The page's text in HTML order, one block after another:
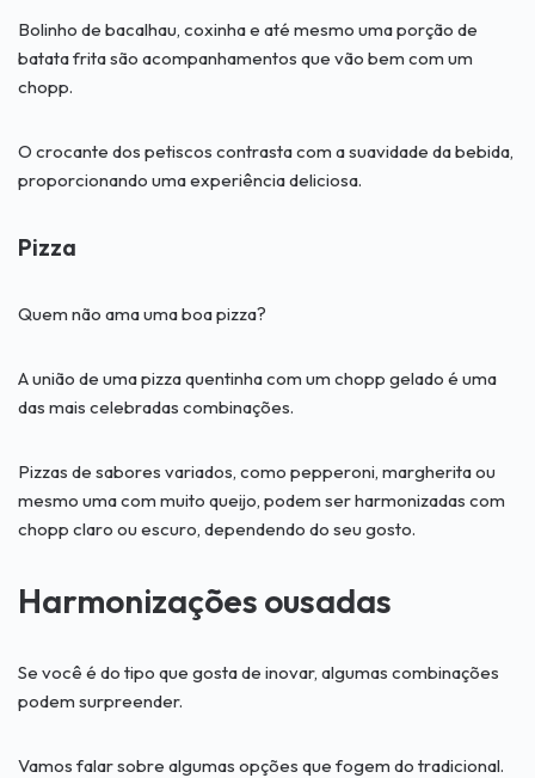
Bolinho de bacalhau, coxinha e até mesmo uma porção de
batata frita são acompanhamentos que vão bem com um
chopp.
O crocante dos petiscos contrasta com a suavidade da bebida,
proporcionando uma experiência deliciosa.
Pizza
Quem não ama uma boa pizza?
A união de uma pizza quentinha com um chopp gelado é uma
das mais celebradas combinações.
Pizzas de sabores variados, como pepperoni, margherita ou
mesmo uma com muito queijo, podem ser harmonizadas com
chopp claro ou escuro, dependendo do seu gosto.
Harmonizações ousadas
Se você é do tipo que gosta de inovar, algumas combinações
podem surpreender.
Vamos falar sobre algumas opções que fogem do tradicional.